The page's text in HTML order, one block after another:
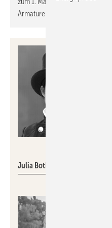
Armaturen ausgeschieden ist.
Julia Bothur